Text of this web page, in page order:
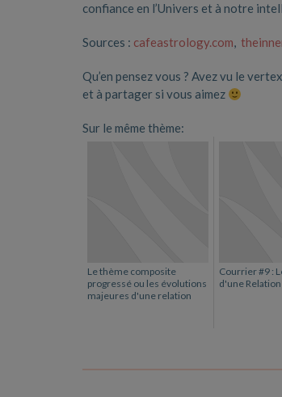
confiance en l’Univers et à notre
Sources : cafeastrology.com,
Qu’en pensez vous ? Avez vu le
et à partager si vous aimez
Sur le même thème:
Le thème composite
progressé ou les évolutions
majeures d'une relation
Courrier #9 :
d'une